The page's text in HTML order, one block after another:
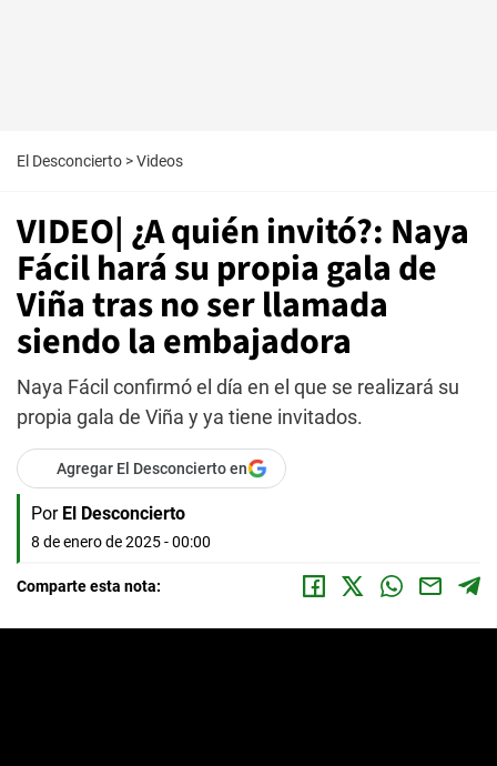
El Desconcierto >Videos
VIDEO| ¿A quién invitó?: Naya
Fácil hará su propia gala de
Viña tras no ser llamada
siendo la embajadora
Naya Fácil confirmó el día en el que se realizará su
propia gala de Viña y ya tiene invitados.
Agregar El Desconcierto en
Por El Desconcierto
8 de enero de 2025 - 00:00
Comparte esta nota: